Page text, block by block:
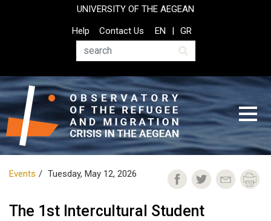
UNIVERSITY OF THE AEGEAN
Top
Header
Help
Contact Us
Search
EN GR
Events Tuesday, May 12, 2026
The 1st Intercultural Student